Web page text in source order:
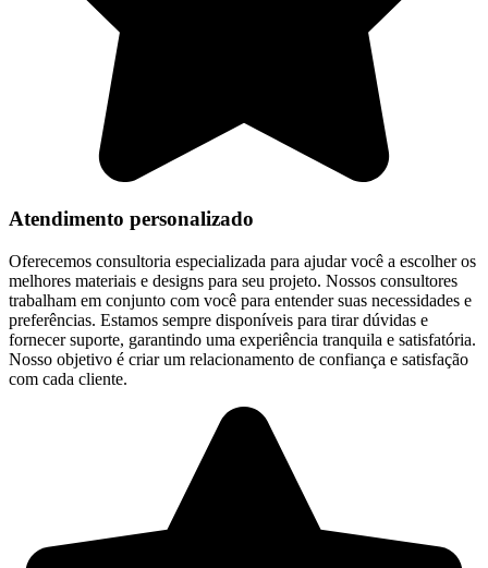
Atendimento personalizado
Oferecemos consultoria especializada para ajudar você a escolher os
melhores materiais e designs para seu projeto. Nossos consultores
trabalham em conjunto com você para entender suas necessidades e
preferências. Estamos sempre disponíveis para tirar dúvidas e
fornecer suporte, garantindo uma experiência tranquila e satisfatória.
Nosso objetivo é criar um relacionamento de confiança e satisfação
com cada cliente.